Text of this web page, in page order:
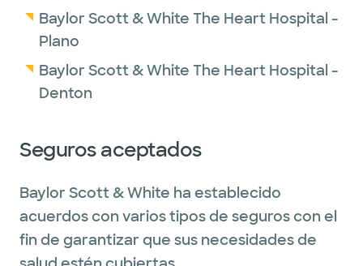
Baylor Scott & White The Heart Hospital -
Plano
Baylor Scott & White The Heart Hospital -
Denton
Seguros aceptados
Baylor Scott & White ha establecido
acuerdos con varios tipos de seguros con el
fin de garantizar que sus necesidades de